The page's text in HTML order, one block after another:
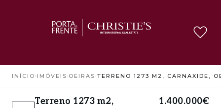
INÍCIO › IMÓVEIS ›OEIRAS ›
Terreno 1273 m2,
1.400.000€